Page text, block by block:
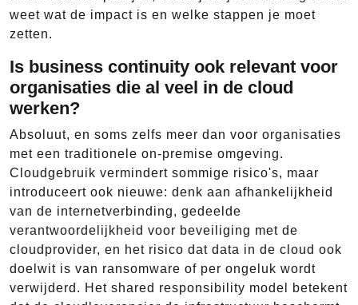
weet wat de impact is en welke stappen je moet
zetten.
Is business continuity ook relevant voor
organisaties die al veel in de cloud
werken?
Absoluut, en soms zelfs meer dan voor organisaties
met een traditionele on-premise omgeving.
Cloudgebruik vermindert sommige risico's, maar
introduceert ook nieuwe: denk aan afhankelijkheid
van de internetverbinding, gedeelde
verantwoordelijkheid voor beveiliging met de
cloudprovider, en het risico dat data in de cloud ook
doelwit is van ransomware of per ongeluk wordt
verwijderd. Het shared responsibility model betekent